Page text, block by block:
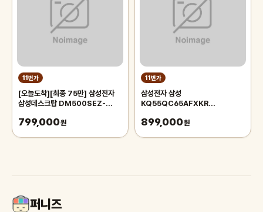
11번가
[오늘도착][최종 75만] 삼성전자
삼성데스크탑 DM500SEZ-
무용 컴퓨터
799,000원
11번가
삼성전자 삼성
KQ55QC65AFXKR
899,000원
퍼니즈